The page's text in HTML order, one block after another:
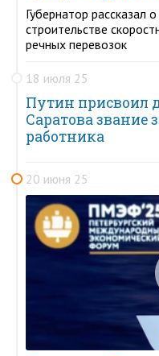
Губернатор рассказал
строительстве
речных перевозок
18 июля 25
Путин присвоил
Саратова звание
работника
20 июня 25